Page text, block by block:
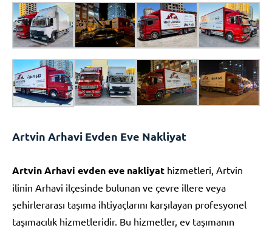
Artvin Arhavi Evden Eve Nakliyat
Artvin Arhavi evden eve nakliyat hizmetleri, Artvin
ilinin Arhavi ilçesinde bulunan ve çevre illere veya
şehirlerarası taşıma ihtiyaçlarını karşılayan profesyonel
taşımacılık hizmetleridir. Bu hizmetler, ev taşımanın